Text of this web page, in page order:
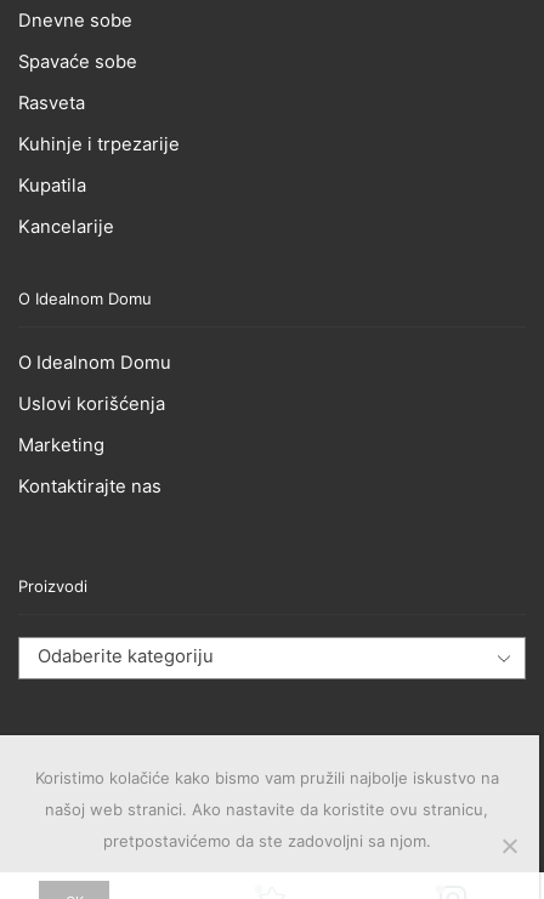
Dnevne sobe
Spavaće sobe
Rasveta
Kuhinje i trpezarije
Kupatila
Kancelarije
O Idealnom Domu
O Idealnom Domu
Uslovi korišćenja
Marketing
Kontaktirajte nas
Proizvodi
Odaberite kategoriju
Koristimo kolačiće kako bismo vam pružili najbolje iskustvo na
našoj web stranici. Ako nastavite da koristite ovu stranicu,
pretpostavićemo da ste zadovoljni sa njom.